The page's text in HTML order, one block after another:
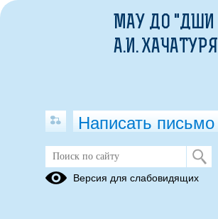
Рябинина Нина
МАУ ДО
А.И.
Написать письмо
Версия для слабовидящих